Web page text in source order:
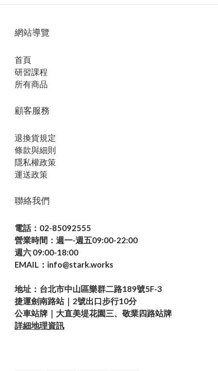
網站導覽
首頁
研習課程
所有商品
顧客服務
退換貨規定
條款與細則
隱私權政策
運送政策
聯絡我們
電話：02-85092555
營業時間：週一-週五09:00-22:00
週六 09:00-18:00
EMAIL：info@stark.works
地址：台北市中山區樂群二路189號5F-3
捷運劍南路站｜2號出口步行10分
公車站牌｜大直美堤花園三、敬業四路站牌
詳細地理資訊